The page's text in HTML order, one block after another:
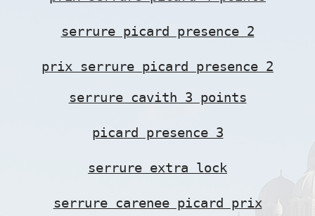
serrure picard presence 2
prix serrure picard presence 2
serrure cavith 3 points
picard presence 3
serrure extra lock
serrure carenee picard prix